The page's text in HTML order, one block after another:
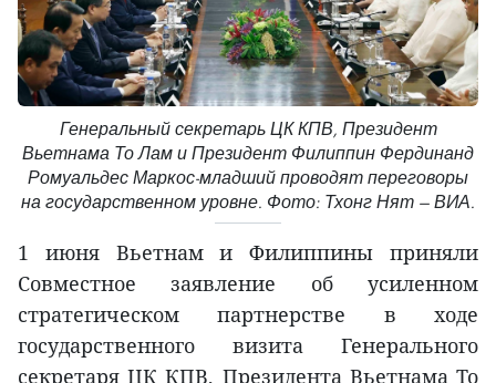
Генеральный секретарь ЦК КПВ, Президент
Вьетнама То Лам и Президент Филиппин Фердинанд
Ромуальдес Маркос-младший проводят переговоры
на государственном уровне. Фото: Тхонг Нят — ВИА.
1 июня Вьетнам и Филиппины приняли
Совместное заявление об усиленном
стратегическом партнерстве в ходе
государственного визита Генерального
секретаря ЦК КПВ, Президента Вьетнама То